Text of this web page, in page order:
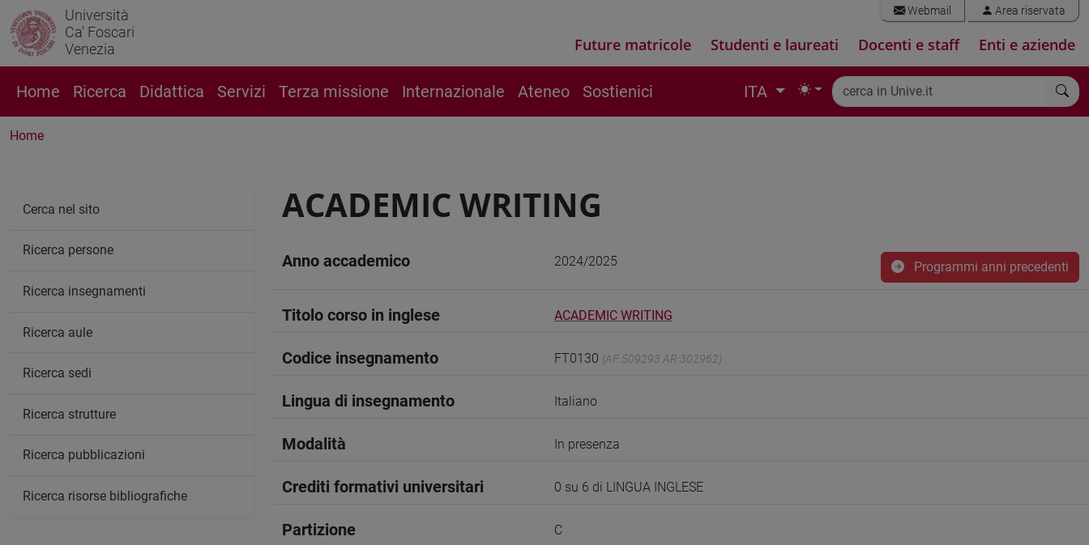
Università
Ca' Foscari
Venezia
Webmail Area riservata
Future matricole Studenti e laureati Docenti e staff Enti e aziende
Home Ricerca Didattica Servizi Terza missione Internazionale Ateneo Sostienici ITA
Home
ACADEMIC WRITING
Anno accademico 2024/2025 Programmi anni precedenti
Titolo corso in inglese ACADEMIC WRITING
Codice insegnamento FT0130 (AF:509293 AR:302962)
Lingua di insegnamento Italiano
Modalità In presenza
Crediti formativi universitari 0 su 6 di LINGUA INGLESE
Partizione C
Cerca nel sito
Ricerca persone
Ricerca insegnamenti
Ricerca aule
Ricerca sedi
Ricerca strutture
Ricerca pubblicazioni
Ricerca risorse bibliografiche